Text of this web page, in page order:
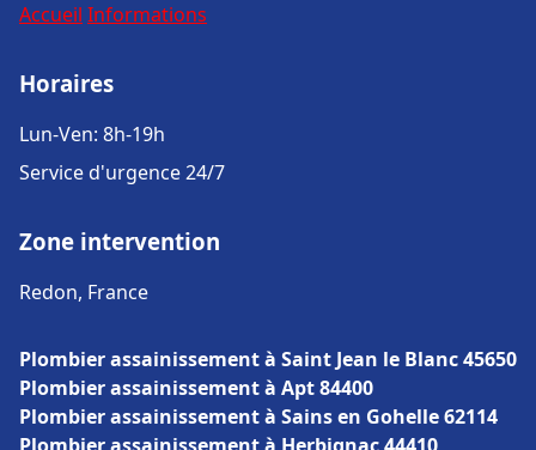
Accueil Informations
Horaires
Lun-Ven: 8h-19h
Service d'urgence 24/7
Zone intervention
Redon, France
Plombier assainissement à Saint Jean le Blanc 45650
Plombier assainissement à Apt 84400
Plombier assainissement à Sains en Gohelle 62114